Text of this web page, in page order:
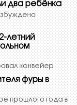
два ребёнка
летний
конвейер
фуры в
прошлого года в